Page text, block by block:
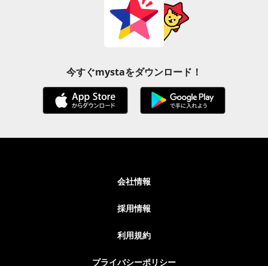
今すぐmystaをダウンロード！
会社情報
採用情報
利用規約
プライバシーポリシー